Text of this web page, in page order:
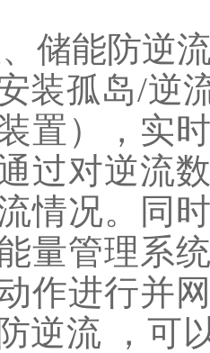
储能防逆
装孤岛/逆
置），实
过对逆流
情况。同
量管理系
作进行并
逆流 ，可